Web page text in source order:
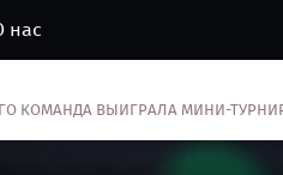
нас
КОМАНДА ВЫИГРАЛА МИНИ-